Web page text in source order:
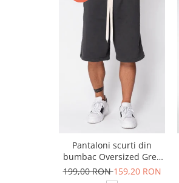
Pantaloni scurti din
bumbac Oversized Grey
Anthracite
199,00 RON159,20 RON